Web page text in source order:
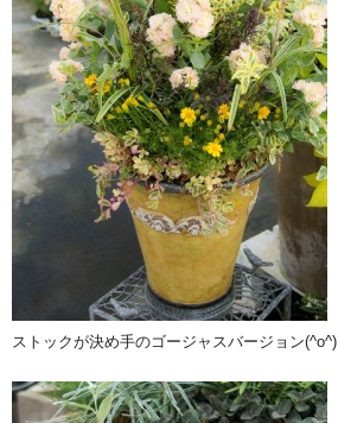
ストックが決め手のゴージャスバージョン(^o^)